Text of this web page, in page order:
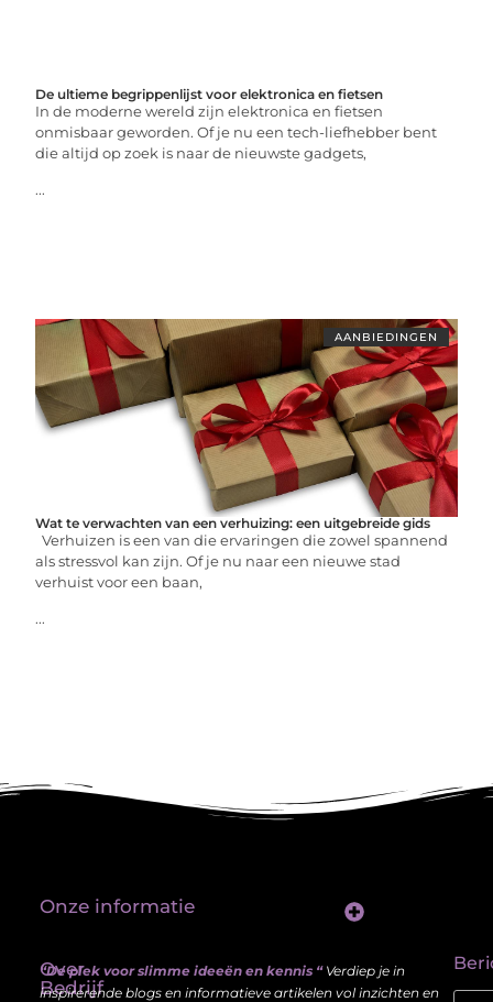
De ultieme begrippenlijst voor elektronica en fietsen
In de moderne wereld zijn elektronica en fietsen
onmisbaar geworden. Of je nu een tech-liefhebber bent
die altijd op zoek is naar de nieuwste gadgets,
...
AANBIEDINGEN
Wat te verwachten van een verhuizing: een uitgebreide gids
Verhuizen is een van die ervaringen die zowel spannend
als stressvol kan zijn. Of je nu naar een nieuwe stad
verhuist voor een baan,
...
Over
Bedrijf
“De plek voor slimme ideeën en kennis “Verdiep je in
inspirerende blogs en informatieve artikelen vol inzichten en
Onze informatie